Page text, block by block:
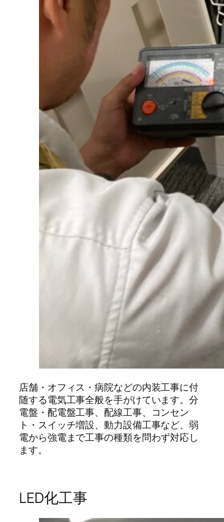
店舗・オフィス・病院などの内装工事に付
随する電気工事全般を手がけています。分
電盤・配電盤工事、配線工事、コンセン
ト・スイッチ増設、動力設備工事など、弱
電から強電まで工事の種類を問わず対応し
ます。
LED化工事